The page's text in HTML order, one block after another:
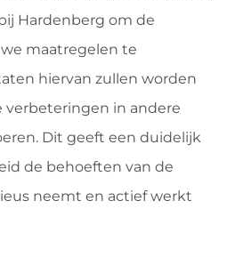
Hardenberg om de
maatregelen te
hiervan zullen worden
in andere
Dit geeft een duidelijk
de behoeften van de
neemt en actief werkt